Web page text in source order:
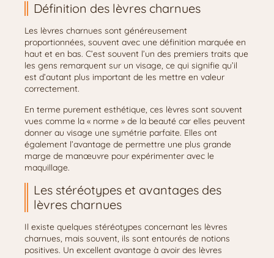
Définition des lèvres charnues
Les lèvres charnues sont généreusement
proportionnées, souvent avec une définition marquée en
haut et en bas. C’est souvent l’un des premiers traits que
les gens remarquent sur un visage, ce qui signifie qu’il
est d’autant plus important de les mettre en valeur
correctement.
En terme purement esthétique, ces lèvres sont souvent
vues comme la « norme » de la beauté car elles peuvent
donner au visage une symétrie parfaite. Elles ont
également l’avantage de permettre une plus grande
marge de manœuvre pour expérimenter avec le
maquillage.
Les stéréotypes et avantages des
lèvres charnues
Il existe quelques stéréotypes concernant les lèvres
charnues, mais souvent, ils sont entourés de notions
positives. Un excellent avantage à avoir des lèvres